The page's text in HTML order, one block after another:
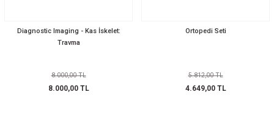
Diagnostic Imaging - Kas İskelet:
Travma
8.000,00 TL
8.000,00 TL
Ortopedi Seti
5.812,00 TL
4.649,00 TL